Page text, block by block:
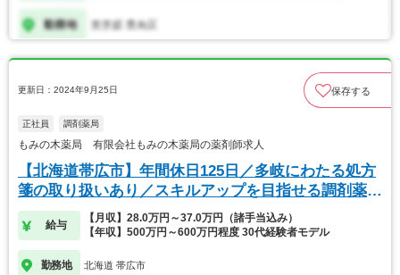
更新日：2024年9月25日 保存する
正社員 調剤薬局
もみの木薬局 有限会社もみの木薬局の薬剤師求人
【北海道帯広市】年間休日125日／多岐にわたる処方
箋の取り扱いあり／スキルアップを目指せる調剤薬
局！
給与
【月収】28.0万円～37.0万円（諸手当込み）
【年収】500万円～600万円程度 30代経験者モデル
勤務地 北海道 帯広市